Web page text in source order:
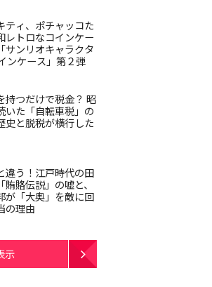
ティ、ポチャッコた
レトロなコインケー
サンリオキャラクタ
ンケース」第２弾
持つだけで税金？ 昭
いた「自転車税」の
史と脱税が横行した
違う！江戸時代の田
賄賂伝説」の嘘と、
が「大奥」を敵に回
の理由
示